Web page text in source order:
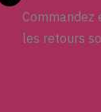
Commandez
les retours